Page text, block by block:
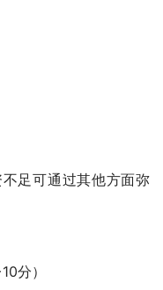
足可通过其他方面弥
分）